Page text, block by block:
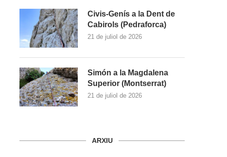
Civis-Genís a la Dent de
Cabirols (Pedraforca)
21 de juliol de 2026
Simón a la Magdalena
Superior (Montserrat)
21 de juliol de 2026
ARXIU